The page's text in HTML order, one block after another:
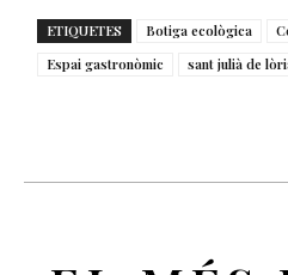
ETIQUETES Botiga ecològica
Espai gastronòmic
sant julià de